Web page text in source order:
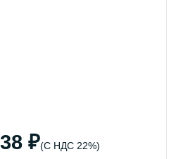
₽(С НДС 22%)